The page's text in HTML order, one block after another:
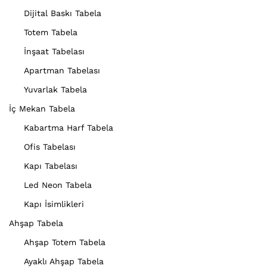
Dijital Baskı Tabela
Totem Tabela
İnşaat Tabelası
Apartman Tabelası
Yuvarlak Tabela
İç Mekan Tabela
Kabartma Harf Tabela
Ofis Tabelası
Kapı Tabelası
Led Neon Tabela
Kapı İsimlikleri
Ahşap Tabela
Ahşap Totem Tabela
Ayaklı Ahşap Tabela